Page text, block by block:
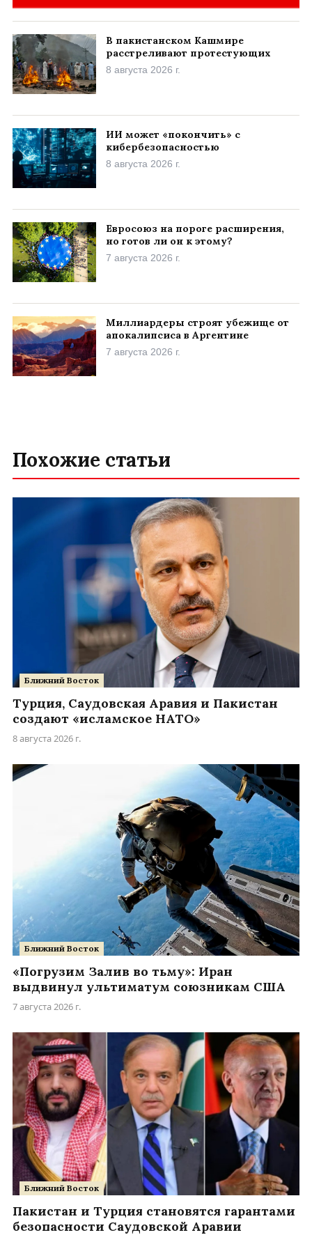
В пакистанском Кашмире
расстреливают протестующих
8 августа 2026 г.
ИИ может «покончить» с
кибербезопасностью
8 августа 2026 г.
Евросоюз на пороге расширения,
но готов ли он к этому?
7 августа 2026 г.
Миллиардеры строят убежище от
апокалипсиса в Аргентине
7 августа 2026 г.
Похожие статьи
Ближний Восток
Турция, Саудовская Аравия и Пакистан
создают «исламское НАТО»
8 августа 2026 г.
Ближний Восток
«Погрузим Залив во тьму»: Иран
выдвинул ультиматум союзникам США
7 августа 2026 г.
Ближний Восток
Пакистан и Турция становятся гарантами
безопасности Саудовской Аравии